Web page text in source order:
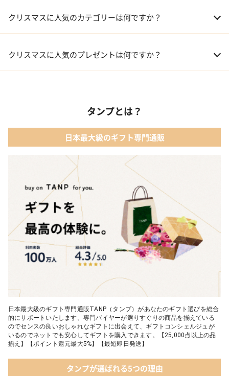
クリスマスに人気のカテゴリーは何ですか？
02 ファッション小物
04 メイクアップ
05 入浴剤・バスケア
クリスマスに人気のプレゼントは何ですか？
03 【名入れギフト】フラワーティントリップ［日本限定ピンクゴ
ールドパッケージ］
04 FLOWERiUM®︎ Christmas toilette（フラワリウム クリスマス
05 2人のための体験カタログ FOR2ギフト（GREEN）
タンプとは？
日本最大級のギフト専門通販
日本最大級のギフト専門通販TANP（タンプ）があなたのギフト選びを総合
的にサポートいたします。専門バイヤーが選りすぐりの商品を揃えている
のでセンスの良いおしゃれなギフトに出会えて、ギフトコンシェルジュが
いるのでネットでも安心してギフトを購入できます。【25,000点以上の品
揃え】【ポイント還元最大5%】【最短即日発送】
タンプが選ばれる5つの理由